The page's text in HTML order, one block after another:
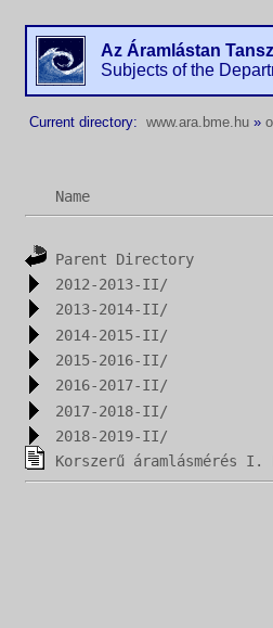
Az Áramlástan
Subjects of the
Current directory: www.ara.bme.hu »
Name
Parent Directory
2012-2013-II/
2013-2014-II/
2014-2015-II/
2015-2016-II/
2016-2017-II/
2017-2018-II/
2018-2019-II/
Korszerű áramlásmérés I.